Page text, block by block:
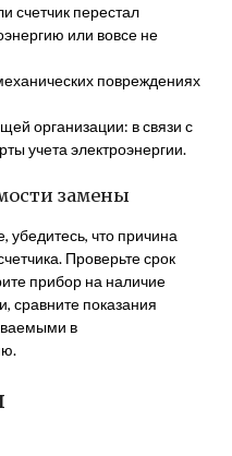
счетчик перестал
или вовсе не
повреждениях
организации: в связи с
учета электроэнергии.
замены
убедитесь, что причина
Проверьте срок
прибор на наличие
сравните показания
в